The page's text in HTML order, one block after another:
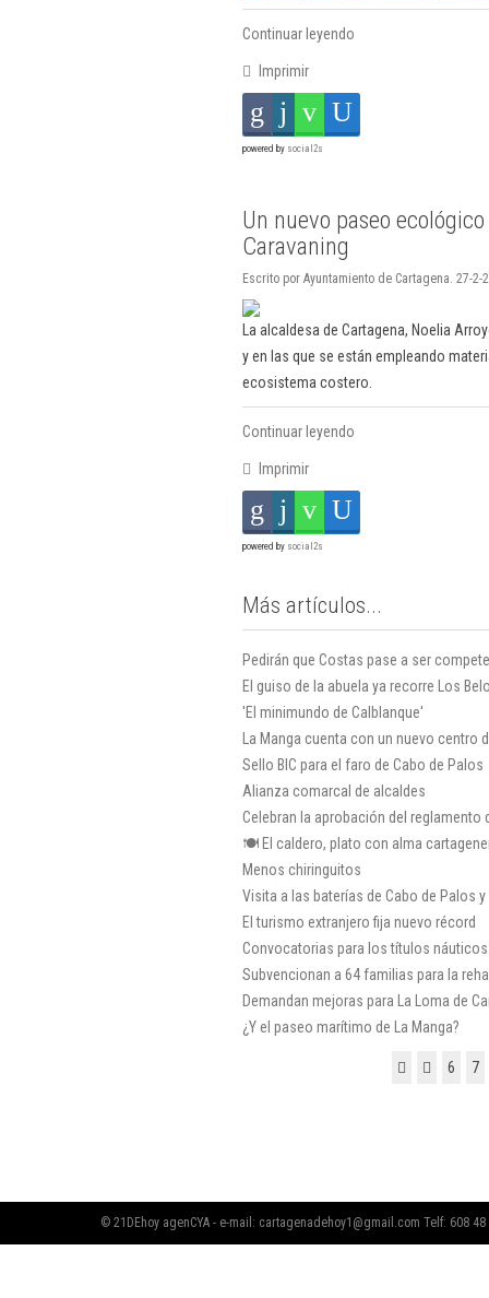
Continuar leyendo
Imprimir
powered by social2s
Un nuevo paseo
Caravaning
Escrito por Ayuntamiento de Cartagena. 27-2-
La alcaldesa de Cartagena, Noelia
y en las que se están empleando
ecosistema costero.
Continuar leyendo
Imprimir
powered by social2s
Más artículos...
Pedirán que Costas pase a ser
El guiso de la abuela ya recorre Los
'El minimundo de Calblanque'
La Manga cuenta con un nuevo
Sello BIC para el faro de Cabo de Palos
Alianza comarcal de alcaldes
Celebran la aprobación del reglamento
🍽 El caldero, plato con alma
Menos chiringuitos
Visita a las baterías de Cabo de Palos
El turismo extranjero fija nuevo récord
Convocatorias para los títulos
Subvencionan a 64 familias para la
Demandan mejoras para La Loma de
¿Y el paseo marítimo de La Manga?
6 7
© 21DEhoy agenCYA - e-mail: cartagenadehoy1@gmail.com Telf: 608 48